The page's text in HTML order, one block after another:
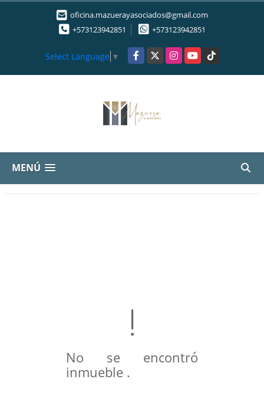
oficina.mazuerayasociados@gmail.com
+573123942851
+573123942851
Select Language ▼ Facebook
X InstagramYouTubeTikTok
MENÚ
No se encontró
inmueble .